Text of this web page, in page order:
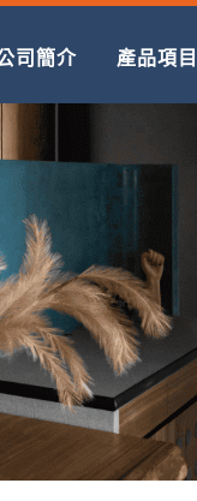
司簡介 產品項目